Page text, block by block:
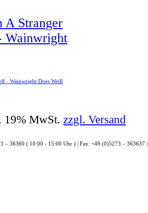
- Wainwright Does Weill
19% MwSt. zzgl. Versand
– 36360 ( 10:00 - 15:00 Uhr ) | Fax: +49 (0)5273 – 363637